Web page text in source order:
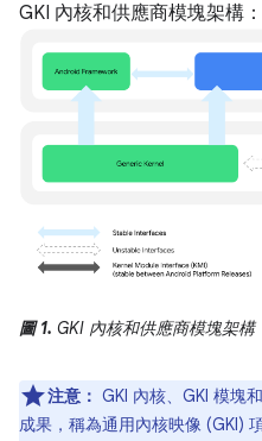
GKI 內核和供應商模塊架構：
圖 1. GKI 內核和供應商模塊架構
注意： GKI 內核、GKI 模塊
成果，稱為通用內核映像 (GKI)